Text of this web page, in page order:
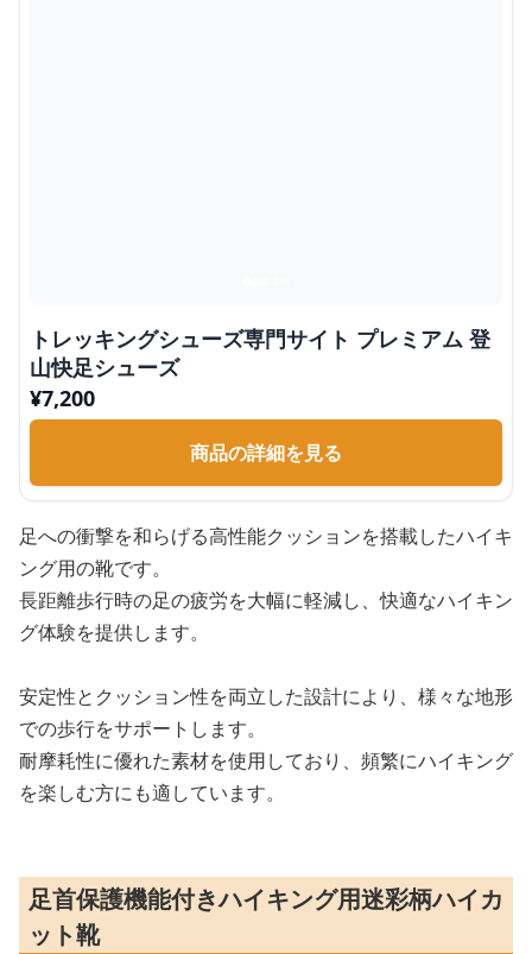
トレッキングシューズ専門サイト プレミアム 登
山快足シューズ
¥7,200
商品の詳細を見る
足への衝撃を和らげる高性能クッションを搭載したハイキ
ング用の靴です。
長距離歩行時の足の疲労を大幅に軽減し、快適なハイキン
グ体験を提供します。
安定性とクッション性を両立した設計により、様々な地形
での歩行をサポートします。
耐摩耗性に優れた素材を使用しており、頻繁にハイキング
を楽しむ方にも適しています。
足首保護機能付きハイキング用迷彩柄ハイカ
ット靴